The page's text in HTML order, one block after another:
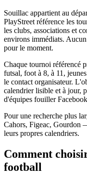
Souillac appartient au
PlayStreet référence les
les clubs, associations et
environs immédiats.
pour le moment.
Chaque tournoi référencé
futsal, foot à 8, à 11,
le contact organisateur.
calendrier lisible et à jour,
d'équipes fouiller
Pour une recherche plus
Cahors, Figeac, Gourdon
leurs propres calendriers.
Comment
football